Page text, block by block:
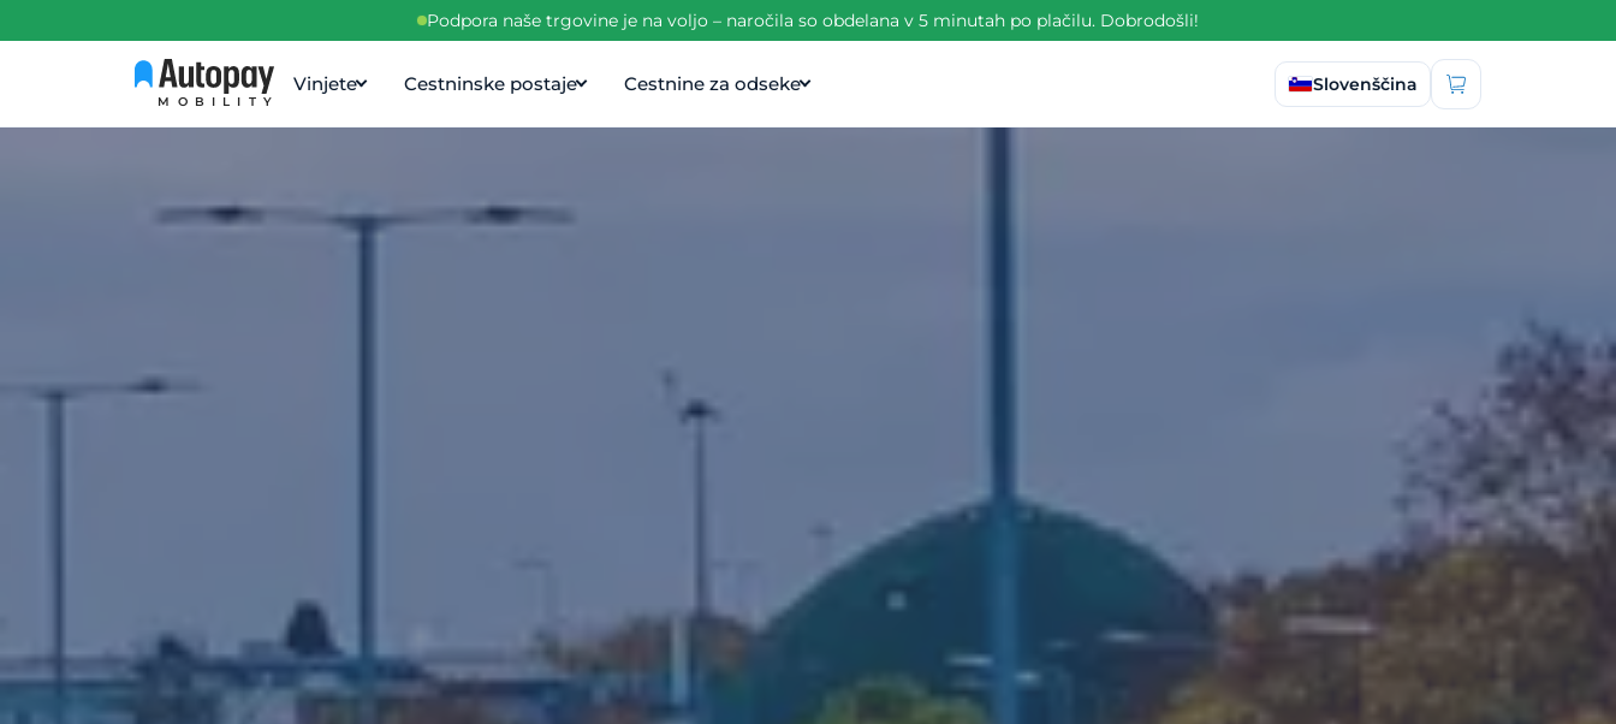
Podpora naše trgovine je na voljo – naročila so obdelana v 5 minutah po plačilu. Dobrodošli!
MOBILITY
Vinjete Cestninske postaje Cestnine za odseke
Izberi jezik
Slovenščina